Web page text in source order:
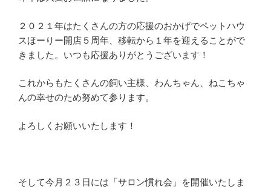
２０２１年はたくさんの方の応援のおかげでペットハウ
スほーりー開店５周年、移転から１年を迎えることがで
きました。いつも応援ありがとうございます！
これからもたくさんの飼い主様、わんちゃん、ねこちゃ
んの幸せのため努めて参ります。
よろしくお願いいたします！
そして今月２３日には「サロン慣れ会」を開催いたしま